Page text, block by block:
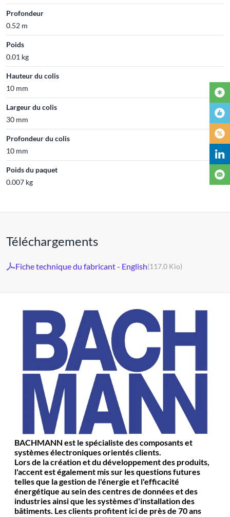
Profondeur
0.52 m
Poids
0.01 kg
Hauteur du colis
10 mm
Largeur du colis
30 mm
Profondeur du colis
10 mm
Poids du paquet
0.007 kg
Téléchargements
Fiche technique du fabricant - English(117.0 Kio)
BACHMANN est le spécialiste des composants et
systèmes électroniques orientés clients.
Lors de la création et du développement des produits,
l'accent est également mis sur les questions futures
telles que la gestion de l'énergie et l'efficacité
énergétique au sein des centres de données et des
industries ainsi que les systèmes d'installation des
bâtiments. Les clients profitent ici de près de 70 ans